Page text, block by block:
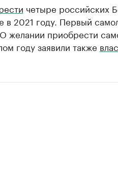
четыре российских
в 2021 году. Первый
желании приобрести
году заявили также